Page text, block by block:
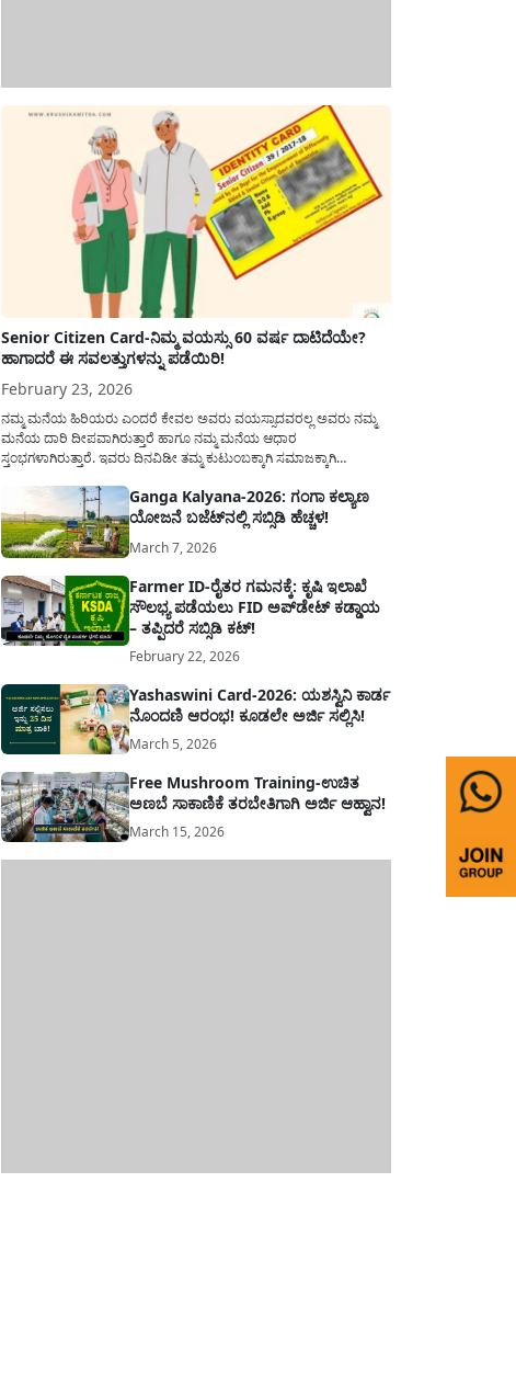
Senior Citizen Card-ನಿಮ್ಮ ವಯಸ್ಸು 60 ವರ್ಷ ದಾಟಿದೆಯೇ?
ಹಾಗಾದರೆ ಈ ಸವಲತ್ತುಗಳನ್ನು ಪಡೆಯಿರಿ!
February 23, 2026
ನಮ್ಮ ಮನೆಯ ಹಿರಿಯರು ಎಂದರೆ ಕೇವಲ ಅವರು ವಯಸ್ಸಾದವರಲ್ಲ ಅವರು ನಮ್ಮ
ಮನೆಯ ದಾರಿ ದೀಪವಾಗಿರುತ್ತಾರೆ ಹಾಗೂ ನಮ್ಮ ಮನೆಯ ಆಧಾರ
ಸ್ತಂಭಗಳಾಗಿರುತ್ತಾರೆ. ಇವರು ದಿನವಿಡೀ ತಮ್ಮ ಕುಟುಂಬಕ್ಕಾಗಿ ಸಮಾಜಕ್ಕಾಗಿ
ನೆಮ್ಮದಿಯಿಂದ ಕಳೆಯಬೇಕೆಂಬುದು ಪ್ರತಿಯೊಬ್ಬರ ಕನಸಾಗಿರುತ್ತದೆ ಆದ್ದರಿಂದ
ಸರ್ಕಾರವು ಹಿರಿಯ ನಾಗರಿಕರ ಗುರುತಿನ ಚೀಟಿ...
Ganga Kalyana-2026: ಗಂಗಾ ಕಲ್ಯಾಣ
ಯೋಜನೆ ಬಜೆಟ್‌ನಲ್ಲಿ ಸಬ್ಸಿಡಿ ಹೆಚ್ಚಳ!
March 7, 2026
Farmer ID-ರೈತರ ಗಮನಕ್ಕೆ: ಕೃಷಿ ಇಲಾಖೆ
ಸೌಲಭ್ಯ ಪಡೆಯಲು FID ಅಪ್‌ಡೇಟ್ ಕಡ್ಡಾಯ
– ತಪ್ಪಿದರೆ ಸಬ್ಸಿಡಿ ಕಟ್!
February 22, 2026
Yashaswini Card-2026: ಯಶಸ್ವಿನಿ ಕಾರ್ಡ
ನೊಂದಣಿ ಆರಂಭ! ಕೂಡಲೇ ಅರ್ಜಿ ಸಲ್ಲಿಸಿ!
March 5, 2026
Free Mushroom Training-ಉಚಿತ
ಅಣಬೆ ಸಾಕಾಣಿಕೆ ತರಬೇತಿಗಾಗಿ ಅರ್ಜಿ ಆಹ್ವಾನ!
March 15, 2026